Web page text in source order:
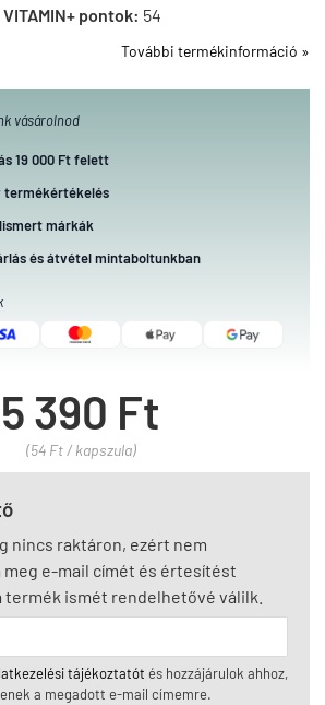
pontok: 54
További termékinformáció »
vásárolnod
19 000 Ft felett
márkák
és átvétel mintaboltunkban
5 390 Ft
(54 Ft / kapszula)
nincs raktáron, ezért nem
e-mail címét és értesítést
termék ismét rendelhetővé válilk.
tájékoztatót és hozzájárulok ahhoz,
a megadott e-mail címemre.